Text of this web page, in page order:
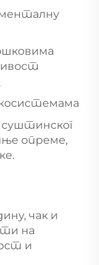
суштинског
опреме,
чак и
на
и